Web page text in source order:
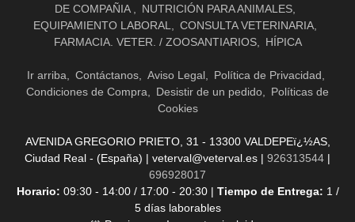
DE COMPAÑIA
NUTRICIÓN PARA ANIMALES
EQUIPAMIENTO LABORAL
CONSULTA VETERINARIA
FARMACIA. VETER. / ZOOSANTIARIOS
HÍPICA
Ir arriba Contáctanos Aviso Legal
Política de Privacidad
Condiciones de Compra
Desistir de un pedido
Políticas de
Cookies
AVENIDA GREGORIO PRIETO, 31 - 13300 VALDEPEï¿½AS,
Ciudad Real - (España) | veterval@veterval.es | 926313544 |
696928017
Horario: 09:30 - 14:00 / 17:00 - 20:30 | Tiempo de Entrega: 1 /
5 días laborables